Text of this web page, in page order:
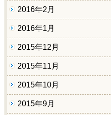
2016年2月
2016年1月
2015年12月
2015年11月
2015年10月
2015年9月